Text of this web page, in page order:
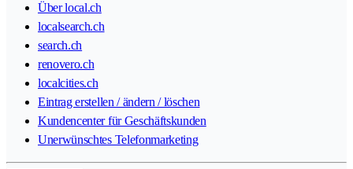
Über local.ch
localsearch.ch
search.ch
renovero.ch
localcities.ch
Eintrag erstellen / ändern / löschen
Kundencenter für Geschäftskunden
Unerwünschtes Telefonmarketing